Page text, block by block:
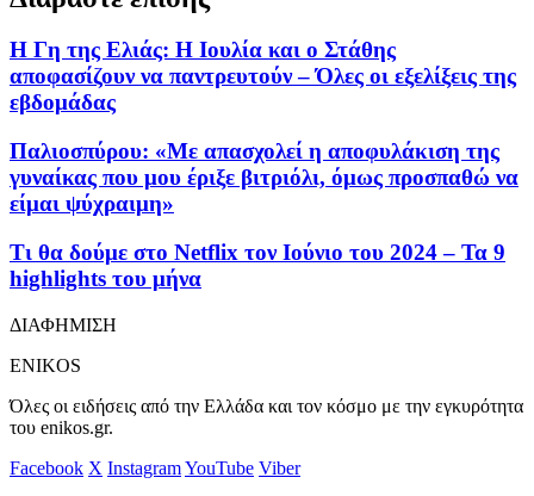
Η Γη της Ελιάς: Η Ιουλία και ο Στάθης
αποφασίζουν να παντρευτούν – Όλες οι εξελίξεις της
εβδομάδας
Παλιοσπύρου: «Με απασχολεί η αποφυλάκιση της
γυναίκας που μου έριξε βιτριόλι, όμως προσπαθώ να
είμαι ψύχραιμη»
Τι θα δούμε στο Netflix τον Ιούνιο του 2024 – Τα 9
highlights του μήνα
ΔΙΑΦΗΜΙΣΗ
ENIKOS
Όλες οι ειδήσεις από την Ελλάδα και τον κόσμο με την εγκυρότητα
του enikos.gr.
Facebook X InstagramYouTube Viber